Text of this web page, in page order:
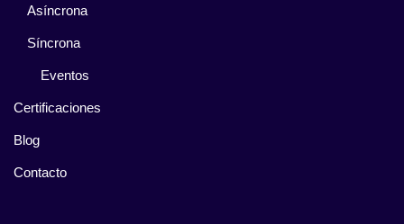
Asíncrona
Síncrona
Eventos
Certificaciones
Blog
Contacto